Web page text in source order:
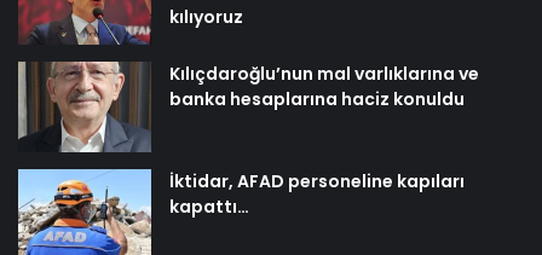
kılıyoruz
Kılıçdaroğlu’nun mal varlıklarına ve
banka hesaplarına haciz konuldu
İktidar, AFAD personeline kapıları
kapattı…